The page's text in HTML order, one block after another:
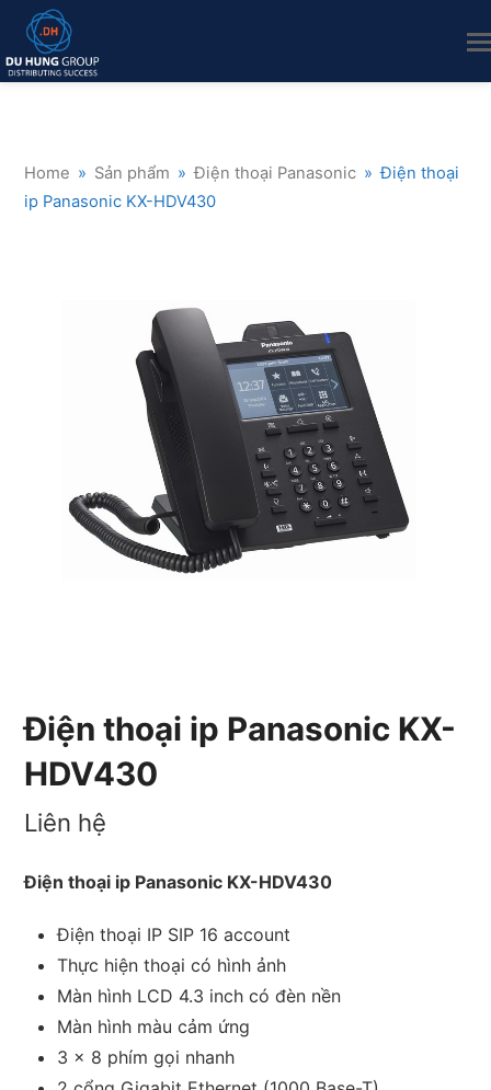
Home » Sản phẩm » Điện thoại Panasonic » Điện thoại
ip Panasonic KX-HDV430
Điện thoại ip Panasonic KX-
HDV430
Liên hệ
Điện thoại ip Panasonic KX-HDV430
Điện thoại IP SIP 16 account
Thực hiện thoại có hình ảnh
Màn hình LCD 4.3 inch có đèn nền
Màn hình màu cảm ứng
3 x 8 phím gọi nhanh